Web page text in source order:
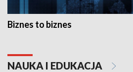
Biznes to biznes
NAUKA I EDUKACJA